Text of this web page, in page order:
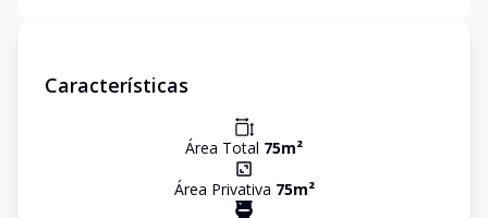
Características
Área Total 75m²
Área Privativa 75m²